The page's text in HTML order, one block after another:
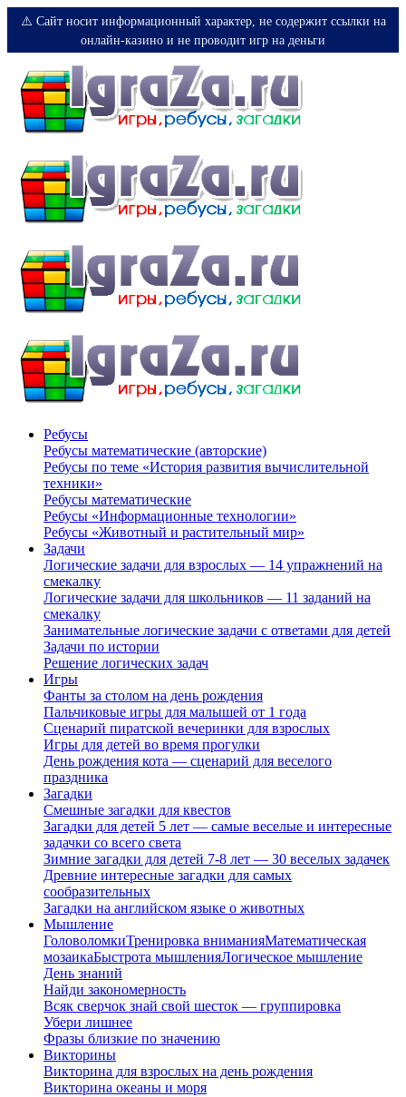
⚠️ Сайт носит информационный характер, не содержит ссылки на
онлайн-казино и не проводит игр на деньги
Ребусы
Ребусы математические (авторские)
Ребусы по теме «История развития вычислительной
техники»
Ребусы математические
Ребусы «Информационные технологии»
Ребусы «Животный и растительный мир»
Задачи
Логические задачи для взрослых — 14 упражнений на
смекалку
Логические задачи для школьников — 11 заданий на
смекалку
Занимательные логические задачи с ответами для детей
Задачи по истории
Решение логических задач
Игры
Фанты за столом на день рождения
Пальчиковые игры для малышей от 1 года
Сценарий пиратской вечеринки для взрослых
Игры для детей во время прогулки
День рождения кота — сценарий для веселого
праздника
Загадки
Смешные загадки для квестов
Загадки для детей 5 лет — самые веселые и интересные
задачки со всего света
Зимние загадки для детей 7-8 лет — 30 веселых задачек
Древние интересные загадки для самых
сообразительных
Загадки на английском языке о животных
Мышление
ГоловоломкиТренировка вниманияМатематическая
мозаикаБыстрота мышленияЛогическое мышление
День знаний
Найди закономерность
Всяк сверчок знай свой шесток — группировка
Убери лишнее
Фразы близкие по значению
Викторины
Викторина для взрослых на день рождения
Викторина океаны и моря